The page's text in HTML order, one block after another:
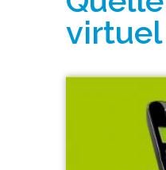
virtuel